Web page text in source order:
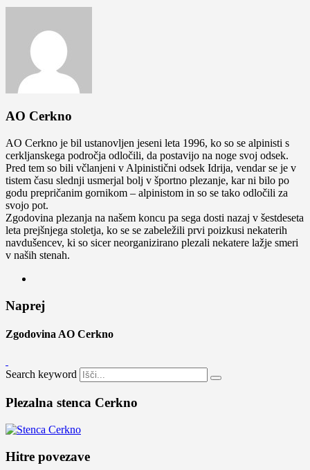
AO Cerkno
AO Cerkno je bil ustanovljen jeseni leta 1996, ko so se alpinisti s
cerkljanskega področja odločili, da postavijo na noge svoj odsek.
Pred tem so bili včlanjeni v Alpinistični odsek Idrija, vendar se je v
tistem času slednji usmerjal bolj v športno plezanje, kar ni bilo po
godu prepričanim gornikom – alpinistom in so se tako odločili za
svojo pot.
Zgodovina plezanja na našem koncu pa sega dosti nazaj v šestdeseta
leta prejšnjega stoletja, ko se se zabeležili prvi poizkusi nekaterih
navdušencev, ki so sicer neorganizirano plezali nekatere lažje smeri
v naših stenah.
Naprej
Zgodovina AO Cerkno
Search keyword
Plezalna stenca Cerkno
Hitre povezave